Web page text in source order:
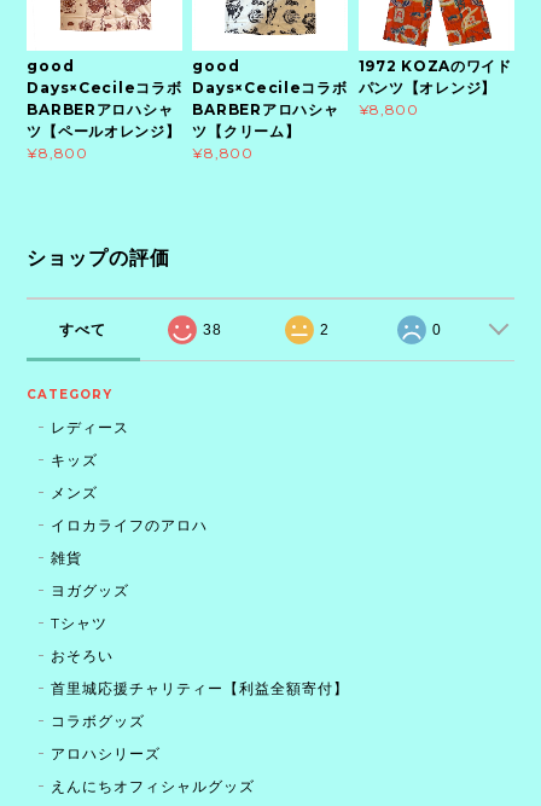
good
Days×Cecileコラボ
BARBERアロハシャ
ツ【ペールオレンジ】
¥8,800
good
Days×Cecileコラボ
BARBERアロハシャ
ツ【クリーム】
¥8,800
1972 KOZAのワイド
パンツ【オレンジ】
¥8,800
ショップの評価
すべて 38 2 0
CATEGORY
レディース
キッズ
メンズ
イロカライフのアロハ
雑貨
ヨガグッズ
Tシャツ
おそろい
首里城応援チャリティー【利益全額寄付】
コラボグッズ
アロハシリーズ
えんにちオフィシャルグッズ